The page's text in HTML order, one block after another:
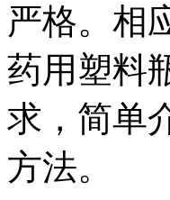
严格。相
药用塑料
求，简单
方法。